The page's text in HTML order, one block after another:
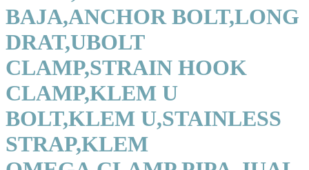
BAJA,ANCHOR BOLT,LONG
DRAT,UBOLT
CLAMP,STRAIN HOOK
CLAMP,KLEM U
BOLT,KLEM U,STAINLESS
STRAP,KLEM